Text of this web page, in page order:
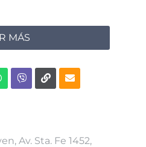
MÁS
Av. Sta. Fe 1452,